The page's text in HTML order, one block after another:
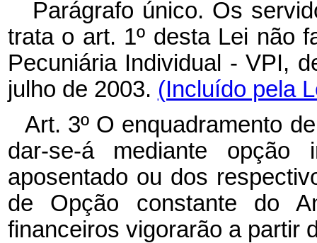
Parágrafo único. Os
trata o art. 1º desta Lei não
Pecuniária Individual - VPI,
julho de 2003. (Incluído pela
Art. 3º O enquadramento
dar-se-á mediante opção
aposentado ou dos
de Opção constante do
financeiros vigorarão a partir